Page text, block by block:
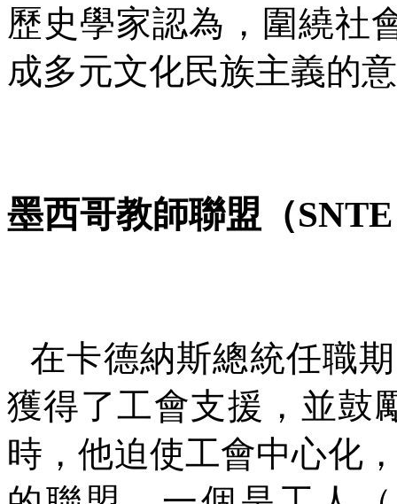
歷史學家認為，圍繞社
成多元文化民族主義的
墨西哥教師聯盟（SNTE
在卡德納斯總統任職
獲得了工會支援，並鼓
時，他迫使工會中心化